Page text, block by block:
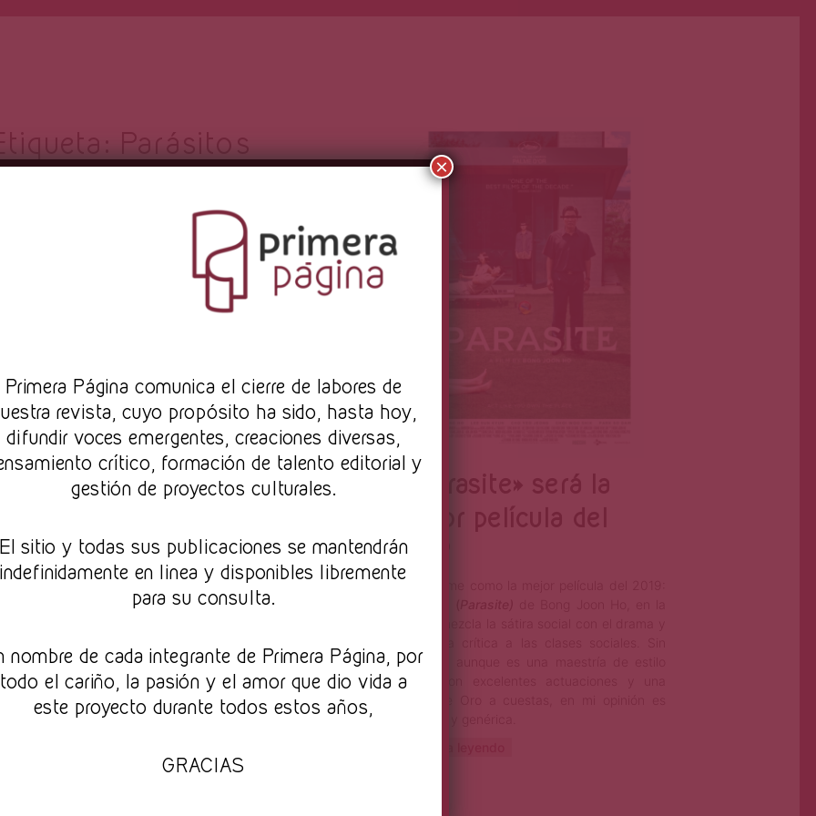
Parásitos
Primera Página
¿»Parasite» será la
año?
embargo, aunque es una maestría de estilo
fílmico con excelentes actuaciones y una
Primera Página comunica el cierre de labores de
revista, cuyo propósito ha sido, hasta hoy,
difundir voces emergentes, creaciones diversas,
crítico, formación de talento editorial y
gestión de proyectos culturales.
El sitio y todas sus publicaciones se mantendrán
indefinidamente en linea y disponibles libremente
para su consulta.
nombre de cada integrante de Primera Página, por
todo el cariño, la pasión y el amor que dio vida a
este proyecto durante todos estos años,
GRACIAS
×